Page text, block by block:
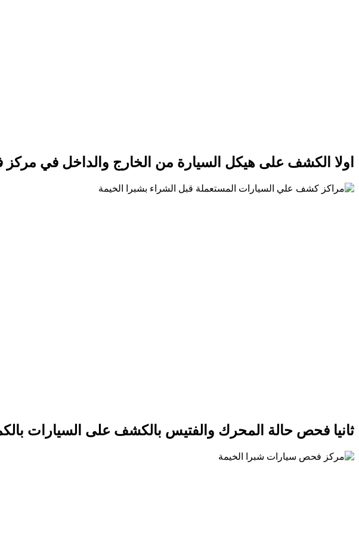
اولا الكشف على هيكل السيارة من الخارج والداخل في
ثانيا فحص حالة المحرك والفتيس بالكشف على السيارات